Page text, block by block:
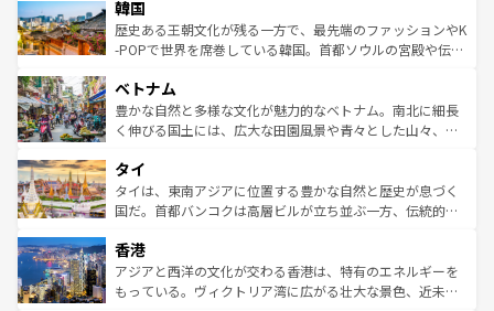
ワイを、存分に味わってほしい。 なお、新着のハワイ情報
はコンテンツ一覧を参照してほしい。
いる。アクティビティも充実しており、サーフィンやダイ
ビング、ハイキングなど、アウトドア好きにはたまらな
い。オーストラリアの多彩な魅力を存分に味わいつくそ
参照してほしい。
ン）、静ひつな山岳地帯である台湾東部など、都市の喧騒
と山間の静けさが共存しており、訪れる人に新しい発見と
驚きをもたらしてくれる。また、奥深い台湾の食文化も魅
容にもいいと評判のスイーツなど、バラエティ豊かな料理
が味わえる。 なお、新着の台湾情報は コンテンツ一覧を参
照してほしい。
韓国
歴史ある王朝文化が残る一方で、最先端のファッションやK
-POPで世界を席巻している韓国。首都ソウルの宮殿や伝統
き、地方に足を延ばせば四季折々の自然美を楽しむことが
できる。そして、キムチや焼肉、絶品のストリートフード
まで、さまざまな韓国料理が待っている。夜には、韓国な
リティに包まれながら、韓国の多彩な魅力を心ゆくまで味
わってみてほしい。 なお、新着の韓国情報はコンテンツ一
覧を参照してほしい。
ベトナム
豊かな自然と多様な文化が魅力的なベトナム。南北に細長
く伸びる国土には、広大な田園風景や青々とした山々、世
急速な発展と共に伝統が息づく。ハノイの古い町並みやホ
ーチミン市のフランス統治時代の建物も、独特の雰囲気を
醸し出している。また、バラエティの豊かさとおいしさで
とつ。フォーやバインミー、ベトナムコーヒーなどは、ぜ
ひ現地で味わいたい。どの地域を訪れてもあたたかい人々
が旅行者を迎えてくれるので、きっと忘れられない旅にな
タイ
タイは、東南アジアに位置する豊かな自然と歴史が息づく
国だ。首都バンコクは高層ビルが立ち並ぶ一方、伝統的な
の活気が交差している。北部ではチェンマイなどの山岳地
帯で自然と触れ合い、南部ではプーケットやクラビの美し
いビーチでリゾート気分を楽しむことができる。タイ料理
香港
アジアと西洋の文化が交わる香港は、特有のエネルギーを
もっている。ヴィクトリア湾に広がる壮大な景色、近未来